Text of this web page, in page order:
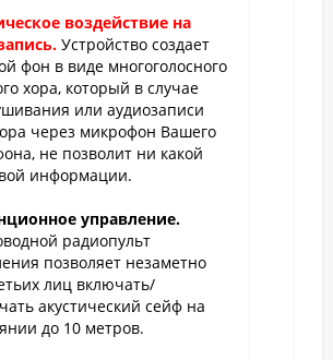
воздействие на
Устройство создает
фон в виде многоголосного
хора, который в случае
или аудиозаписи
через микрофон Вашего
не позволит ни какой
информации.
управление.
радиопульт
позволяет незаметно
лиц включать/
акустический сейф на
до 10 метров.